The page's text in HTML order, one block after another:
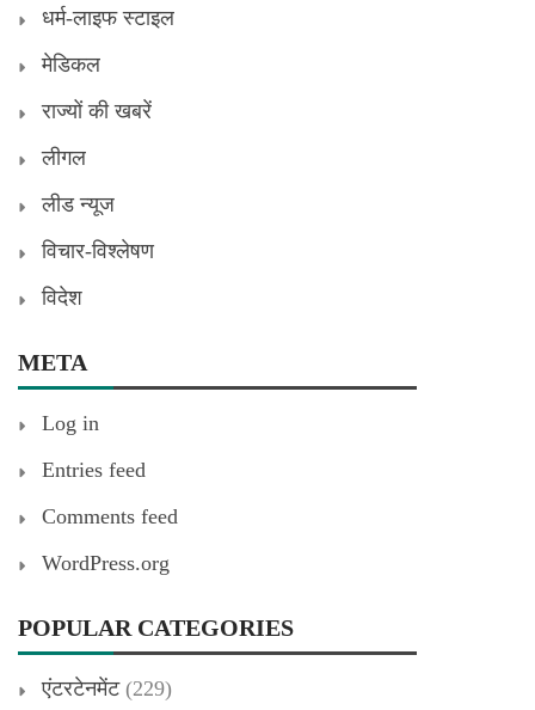
धर्म-लाइफ स्टाइल
मेडिकल
राज्यों की खबरें
लीगल
लीड न्यूज
विचार-विश्लेषण
विदेश
META
Log in
Entries feed
Comments feed
WordPress.org
POPULAR CATEGORIES
एंटरटेनमेंट(229)